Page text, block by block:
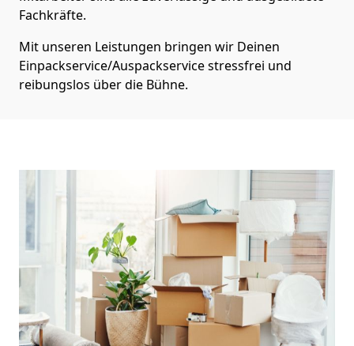
Fachkräfte.
Mit unseren Leistungen bringen wir Deinen
Einpackservice/Auspackservice stressfrei und
reibungslos über die Bühne.